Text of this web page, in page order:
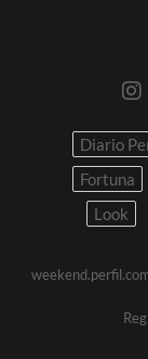
Diario
Fortuna
Look